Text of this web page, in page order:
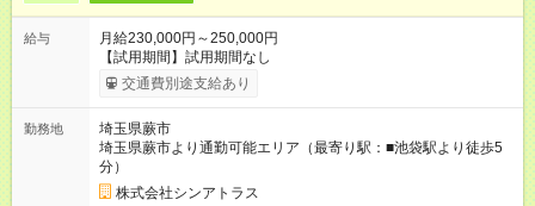
給与
月給230,000円～250,000円
【試用期間】試用期間なし
交通費別途支給あり
勤務地
埼玉県蕨市
埼玉県蕨市より通勤可能エリア（最寄り駅：■池袋駅より徒歩5
分）
株式会社シンアトラス